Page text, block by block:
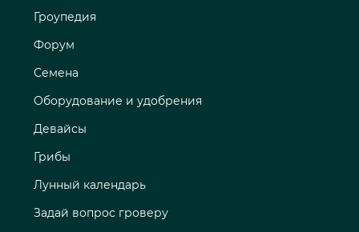
Гроупедия
Форум
Семена
Оборудование и удобрения
Девайсы
Грибы
Лунный календарь
Задай вопрос гроверу